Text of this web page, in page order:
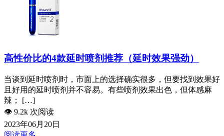
高性价比的4款延时喷剂推荐（延时效果强劲）
当谈到延时喷剂时，市面上的选择确实很多，但要找到效果好
且好用的延时喷剂并不容易。有些喷剂效果出色，但体感麻
辣； […]
👁️ 9.2k 次阅读
2023年06月20日